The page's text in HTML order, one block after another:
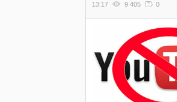
13:17 9 405 0